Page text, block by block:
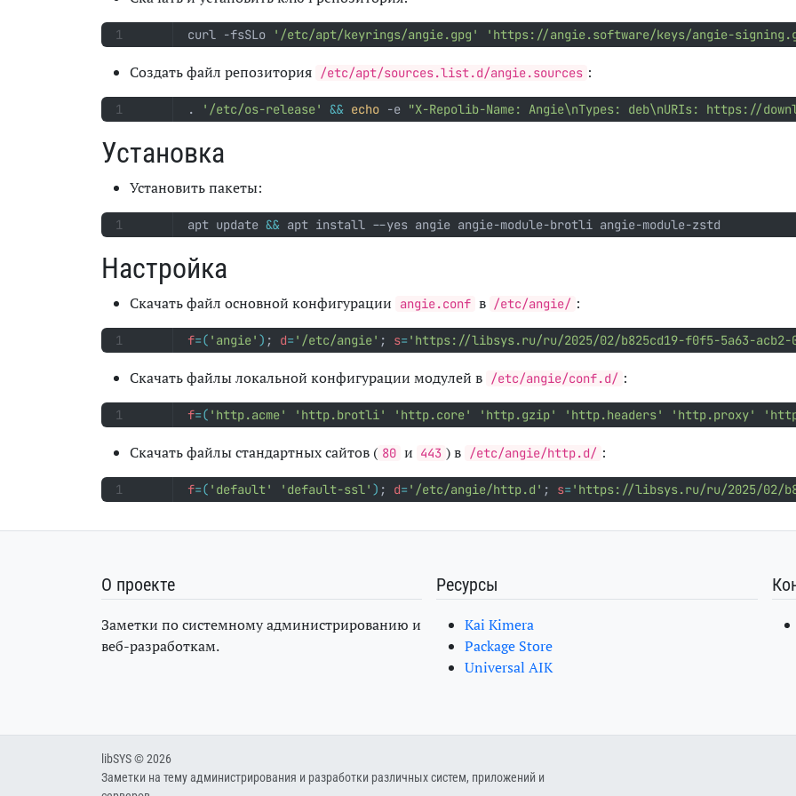
curl -fsSLo '/etc/apt/keyrings/angie.gpg' 'https://angie.software/keys/angie-
Создать файл репозитория /etc/apt/sources.list.d/angie.sources :
. '/etc/os-release' && echo -e "X-Repolib-Name: Angie\nTypes: deb\nURIs: https://
Установка
Установить пакеты:
apt update && apt install --yes angie angie-module-brotli angie-module-zstd
Настройка
Скачать файл основной конфигурации angie.conf в /etc/angie/ :
f=( 'angie' ) ; d='/etc/angie' ; s='https://libsys.ru/ru/2025/02/b825cd19-f0f5-5a63-acb2-
Скачать файлы локальной конфигурации модулей в /etc/angie/conf.d/ :
f=( 'http.acme' 'http.brotli' 'http.core' 'http.gzip' 'http.headers' 'http.proxy'
Скачать файлы стандартных сайтов ( 80 и 443 ) в /etc/angie/http.d/ :
f=( 'default' 'default-ssl' ) ; d='/etc/angie/http.d' ; s='https://libsys.ru/ru/2025/02/
О проекте
Заметки по системному администрированию и
веб-разработкам.
Ресурсы
Kai Kimera
Package Store
Universal AIK
libSYS © 2026
Заметки на тему администрирования и разработки различных систем, приложений и